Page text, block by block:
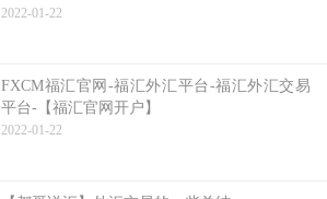
2022-01-22
FXCM福汇官网-福汇外汇平台-福汇外汇交易
平台-【福汇官网开户】
2022-01-22